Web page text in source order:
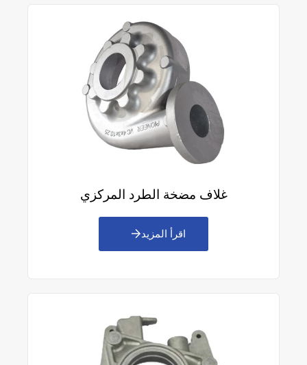
غلاف مضخة الطرد المركزي
اقرأ المزيد